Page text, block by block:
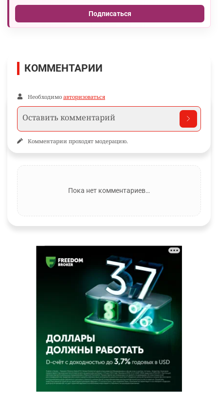
Подписаться
КОММЕНТАРИИ
Необходимо авторизоваться
Комментарии проходят модерацию.
Пока нет комментариев…